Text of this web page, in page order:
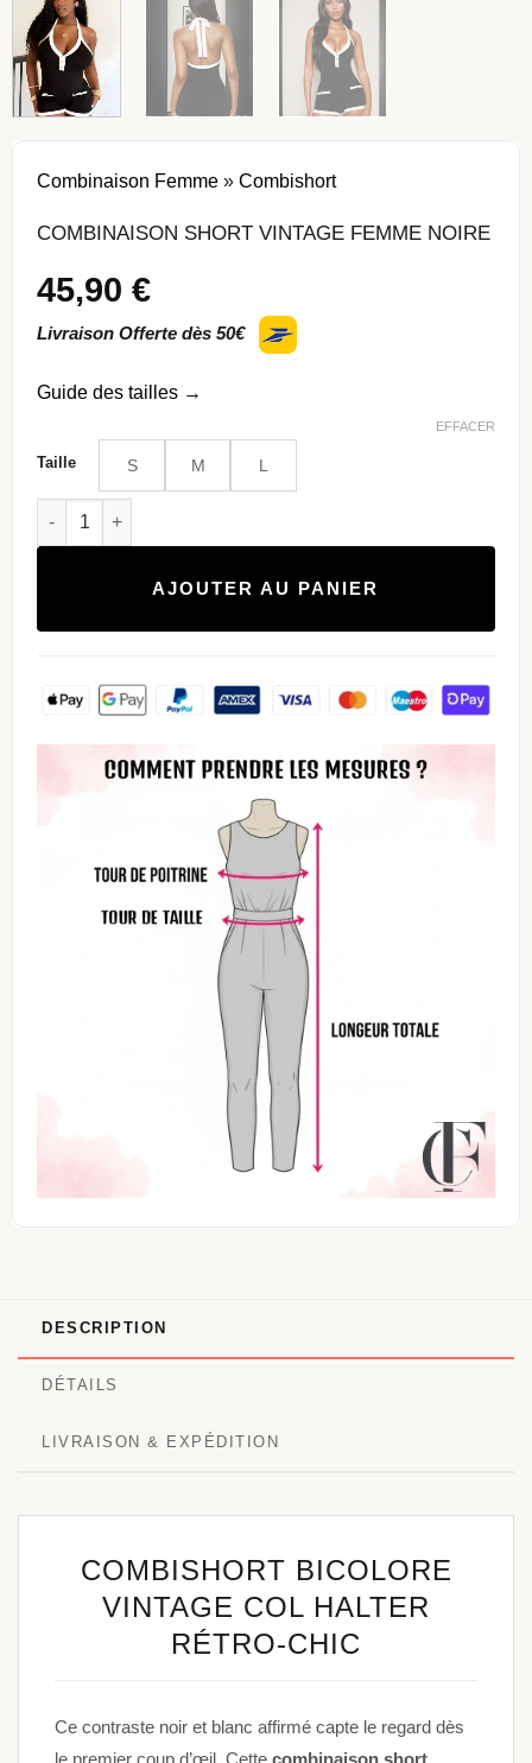
Combinaison Femme »Combishort
COMBINAISON SHORT VINTAGE FEMME NOIRE
45,90€
Livraison Offerte dès 50€
Guide des tailles →
Taille S M L
EFFACER
quantité de Combinaison Short Vintage Femme Noire
AJOUTER AU PANIER
DESCRIPTION
DÉTAILS
LIVRAISON & EXPÉDITION
COMBISHORT BICOLORE
VINTAGE COL HALTER
RÉTRO-CHIC
Ce contraste noir et blanc affirmé capte le regard dès
le premier coup d’œil. Cette combinaison short